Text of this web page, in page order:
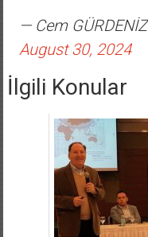
— Cem
August 30, 2024
İlgili Konular